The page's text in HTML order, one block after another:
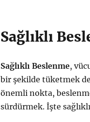
Sağlıklı
Sağlıklı Beslenme,
bir şekilde tüketmek
önemli nokta,
sürdürmek. İşte